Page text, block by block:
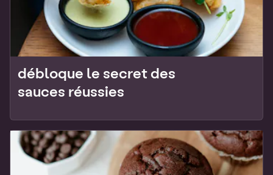
débloque le secret des
sauces réussies